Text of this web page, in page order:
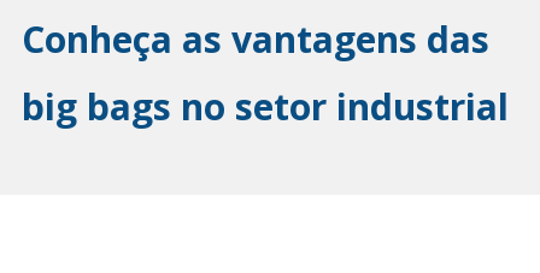
Conheça as vantagens das
big bags no setor industrial